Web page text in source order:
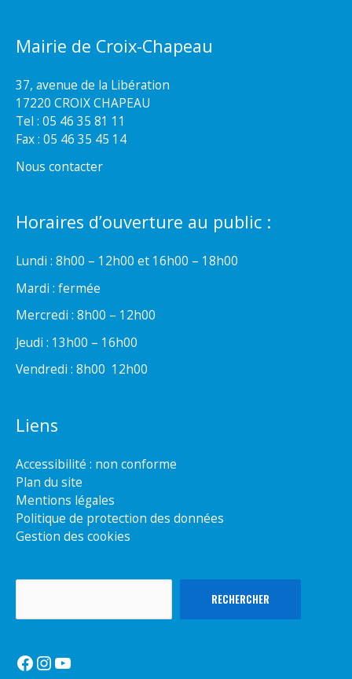
Mairie de Croix-Chapeau
37, avenue de la Libération
17220 CROIX CHAPEAU
Tel : 05 46 35 81 11
Fax : 05 46 35 45 14
Nous contacter
Horaires d’ouverture au public :
Lundi : 8h00 – 12h00 et 16h00 – 18h00
Mardi : fermée
Mercredi : 8h00 – 12h00
Jeudi : 13h00 – 16h00
Vendredi : 8h00  12h00
Liens
Accessibilité : non conforme
Plan du site
Mentions légales
Politique de protection des données
Gestion des cookies
RECHERCHER
Facebook
Instagram
YouTube